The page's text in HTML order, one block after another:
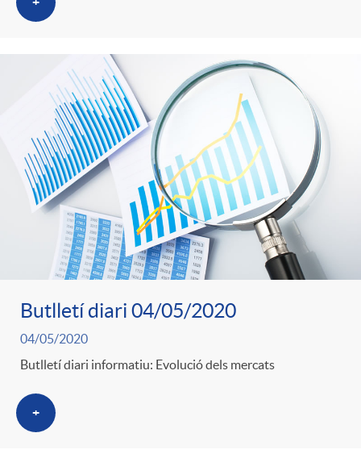
Butlletí diari 04/05/2020
04/05/2020
Butlletí diari informatiu: Evolució dels mercats
+